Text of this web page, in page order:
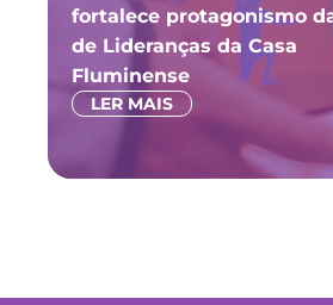
fortalece protagonismo
de Lideranças da Casa
Fluminense
LER MAIS